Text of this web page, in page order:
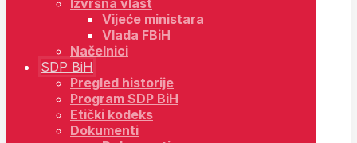
Izvršna vlast
Vijeće ministara
Vlada FBiH
Načelnici
SDP BiH
Pregled historije
Program SDP BiH
Etički kodeks
Dokumenti